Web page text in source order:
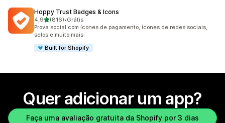
Hoppy Trust Badges & Icons
4,9de 5 estrelas
(816)
816 avaliações ao todo
•Grátis
Prova social com ícones de pagamento, ícones de redes sociais,
selos e muito mais
Built for Shopify
Quer adicionar um app?
Faça uma avaliação gratuita da Shopify por 3 dias